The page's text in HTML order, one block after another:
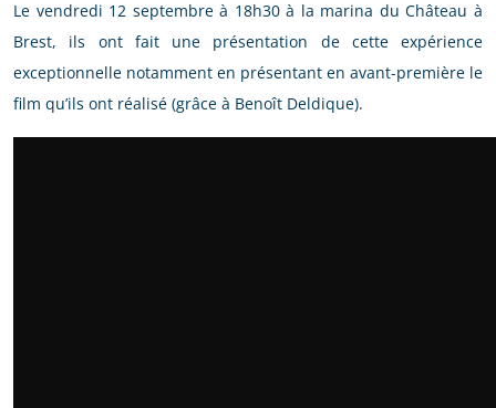
Le vendredi 12 septembre à 18h30 à la marina du Château à
Brest, ils ont fait une présentation de cette expérience
exceptionnelle notamment en présentant en avant-première le
film qu’ils ont réalisé (grâce à Benoît Deldique).